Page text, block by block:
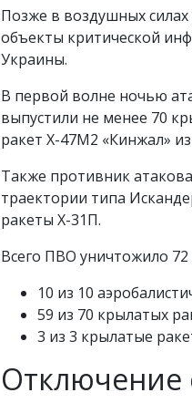
Позже в воздушных силах
объекты критической
Украины.
В первой волне ночью
выпустили не менее 70
ракет Х-47М2 «Кинжал»
Также противник
траектории типа
ракеты Х-31П.
Всего ПВО уничтожило
10 из 10
59 из 70 крылатых
3 из 3 крылатые
Отключение